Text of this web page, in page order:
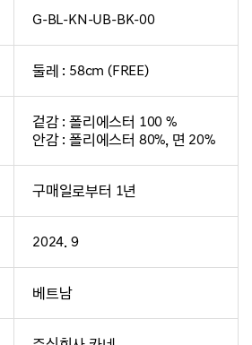
G-BL-KN-UB-BK-00
둘레 : 58cm (FREE)
겉감 : 폴리에스터 100 %
안감 : 폴리에스터 80%, 면 20%
구매일로부터 1년
2024. 9
베트남